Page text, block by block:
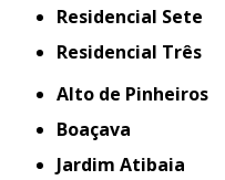
Residencial Sete
Residencial Três
Alto de Pinheiros
Boaçava
Jardim Atibaia